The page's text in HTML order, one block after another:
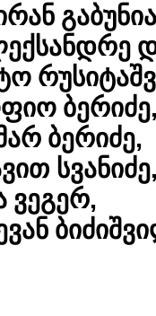
გაბუნია
ბერიძე
ბერიძე,
სვანიძე
ვეგერ,